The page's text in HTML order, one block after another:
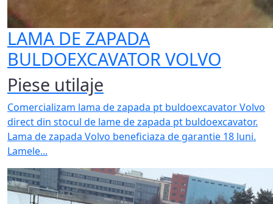
LAMA DE ZAPADA
BULDOEXCAVATOR VOLVO
Piese utilaje
Comercializam lama de zapada pt buldoexcavator Volvo
direct din stocul de lame de zapada pt buldoexcavator.
Lama de zapada Volvo beneficiaza de garantie 18 luni.
Lamele...